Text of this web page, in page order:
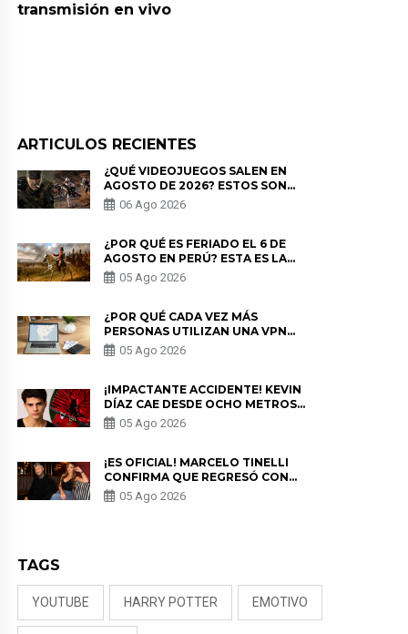
transmisión en vivo
ARTICULOS RECIENTES
¿QUÉ VIDEOJUEGOS SALEN EN
AGOSTO DE 2026? ESTOS SON
LOS ESTRENOS MÁS ESPERADOS
06 Ago 2026
¿POR QUÉ ES FERIADO EL 6 DE
AGOSTO EN PERÚ? ESTA ES LA
HISTORIA
05 Ago 2026
¿POR QUÉ CADA VEZ MÁS
PERSONAS UTILIZAN UNA VPN
PARA PROTEGER SU
PRIVACIDAD?
05 Ago 2026
¡IMPACTANTE ACCIDENTE! KEVIN
DÍAZ CAE DESDE OCHO METROS
EN “ESTO ES GUERRA” Y GENERA
PREOCUPACIÓN
05 Ago 2026
¡ES OFICIAL! MARCELO TINELLI
CONFIRMA QUE REGRESÓ CON
MILETT FIGUEROA: “EL AMOR
PUDO MÁS”
05 Ago 2026
TAGS
YOUTUBE HARRY POTTER EMOTIVO